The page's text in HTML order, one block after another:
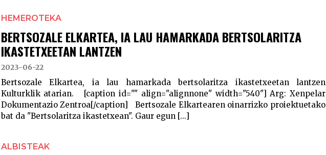
HEMEROTEKA
BERTSOZALE ELKARTEA, IA LAU HAMARKADA BERTSOLARITZA
IKASTETXEETAN LANTZEN
2023-06-22
Bertsozale Elkartea, ia lau hamarkada bertsolaritza ikastetxeetan lantzen
Kulturklik atarian. [caption id="" align="alignnone" width="540"] Arg: Xenpelar
Dokumentazio Zentroa[/caption] Bertsozale Elkartearen oinarrizko proiektuetako
bat da "Bertsolaritza ikastetxean". Gaur egun [...]
ALBISTEAK